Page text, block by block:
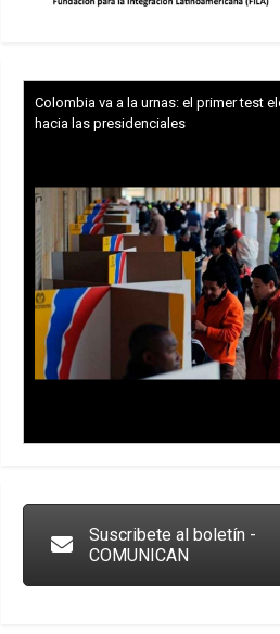
Colombia va a la urnas: el primer test
hacia las presidenciales
Suscribete al boletín -
COMUNICAN